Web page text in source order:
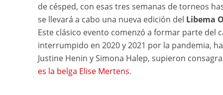
de césped, con esas tres semanas de torneos
se llevará a cabo una nueva edición del Libema
Este clásico evento comenzó a formar parte del
interrumpido en 2020 y 2021 por la pandemia,
Justine Henin y Simona Halep, supieron
es la belga Elise Mertens.